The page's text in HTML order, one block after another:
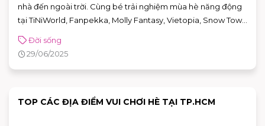
nhà đến ngoài trời. Cùng bé trải nghiệm mùa hè năng động
tại TiNiWorld, Fanpekka, Molly Fantasy, Vietopia, Snow Town
Đời sống
29/06/2025
TOP CÁC ĐỊA ĐIỂM VUI CHƠI HÈ TẠI TP.HCM